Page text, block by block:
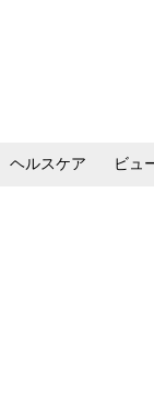
ヘルスケア ビュ